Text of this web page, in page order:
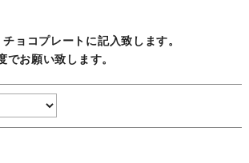
ョコプレートに記入致します。
お願い致します。